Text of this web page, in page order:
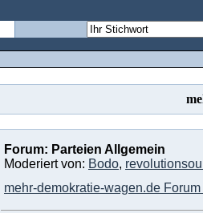
Forum: Parteien Allgemein
Moderiert von: Bodo,
mehr-demokratie-wagen.de